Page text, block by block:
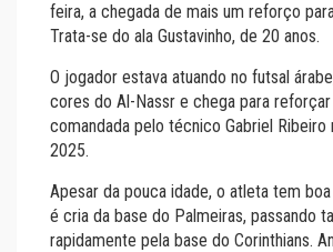
feira, a chegada de mais um reforço
Trata-se do ala Gustavinho, de 20 anos.
O jogador estava atuando no futsal
cores do Al-Nassr e chega para
comandada pelo técnico Gabriel Ribeiro
2025.
Apesar da pouca idade, o atleta tem
é cria da base do Palmeiras, passando
rapidamente pela base do Corinthians.